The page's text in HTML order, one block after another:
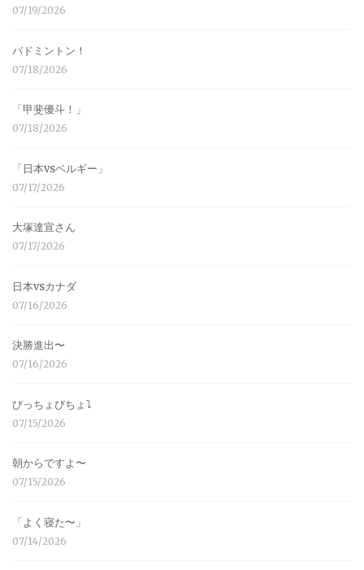
07/19/2026
バドミントン！
07/18/2026
「甲斐優斗！」
07/18/2026
「日本vsベルギー」
07/17/2026
大塚達宣さん
07/17/2026
日本vsカナダ
07/16/2026
決勝進出〜
07/16/2026
びっちょびちょ⤵︎
07/15/2026
朝からですよ〜
07/15/2026
「よく寝た〜」
07/14/2026